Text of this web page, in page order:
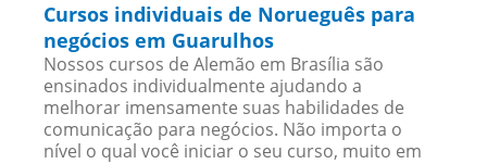
Cursos individuais de Norueguês para
negócios em Guarulhos
Nossos cursos de Alemão em Brasília são
ensinados individualmente ajudando a
melhorar imensamente suas habilidades de
comunicação para negócios. Não importa o
nível o qual você iniciar o seu curso, muito em